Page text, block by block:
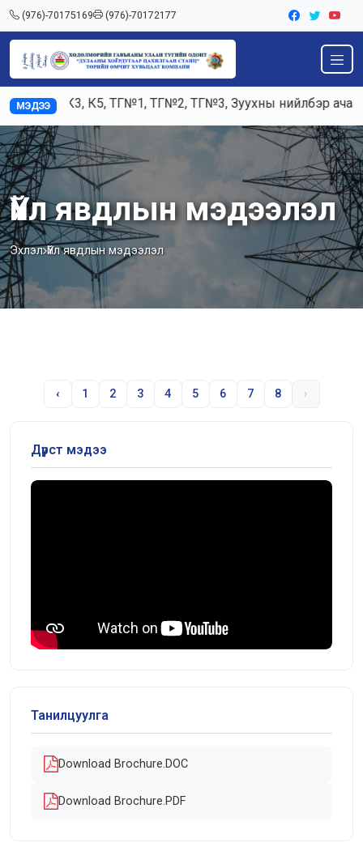
(976)-70175169 (976)-70172177
МЭДЭЭ
Ажилд К3, К5, ТГ№1, ТГ№2, ТГ№3, Зуухны нийлбэр
Үйл явдлын мэдээлэл
Эхлэл Үйл явдлын мэдээлэл
‹ 1 2 3 4 5 6 7 8 ›
Дүрст мэдээ
Танилцуулга
Download Brochure.DOC
Download Brochure.PDF